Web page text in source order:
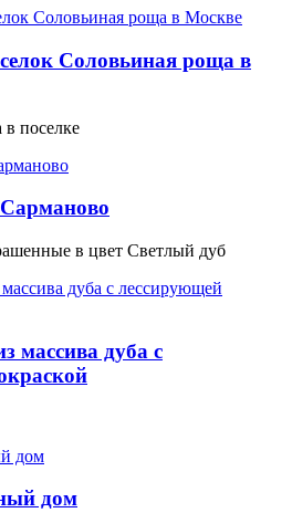
Соловьиная роща в
поселке
в цвет Светлый дуб
массива дуба с
дом